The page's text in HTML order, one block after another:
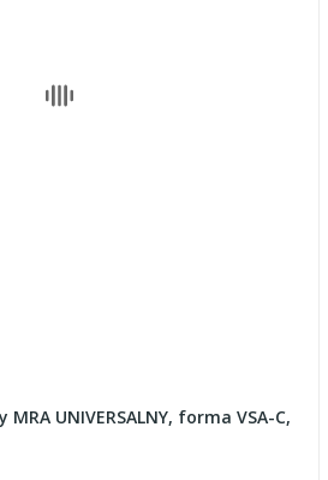
UNIVERSALNY, forma VSA-C,